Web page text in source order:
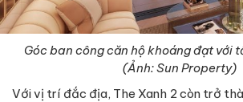
Góc ban công căn hộ khoáng đạt với
(Ảnh: Sun Property)
Với vị trí đắc địa, The Xanh 2 còn trở